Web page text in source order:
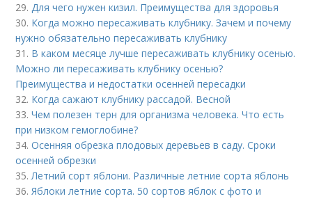
29.Для чего нужен кизил. Преимущества для здоровья
30. Когда можно пересаживать клубнику. Зачем и почему
нужно обязательно пересаживать клубнику
31. В каком месяце лучше пересаживать клубнику осенью.
Можно ли пересаживать клубнику осенью?
Преимущества и недостатки осенней пересадки
32. Когда сажают клубнику рассадой. Весной
33.Чем полезен терн для организма человека. Что есть
при низком гемоглобине?
34.Осенняя обрезка плодовых деревьев в саду. Сроки
осенней обрезки
35.Летний сорт яблони. Различные летние сорта яблонь
36.Яблоки летние сорта. 50 сортов яблок с фото и